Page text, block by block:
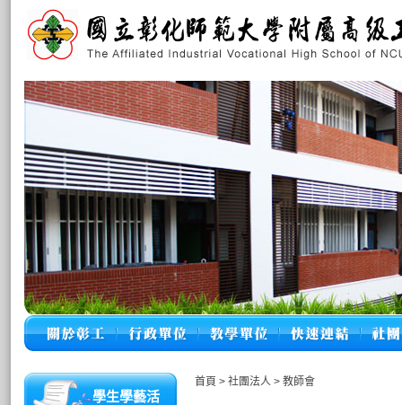
學生學藝活
首頁 > 社團法人 > 教師會